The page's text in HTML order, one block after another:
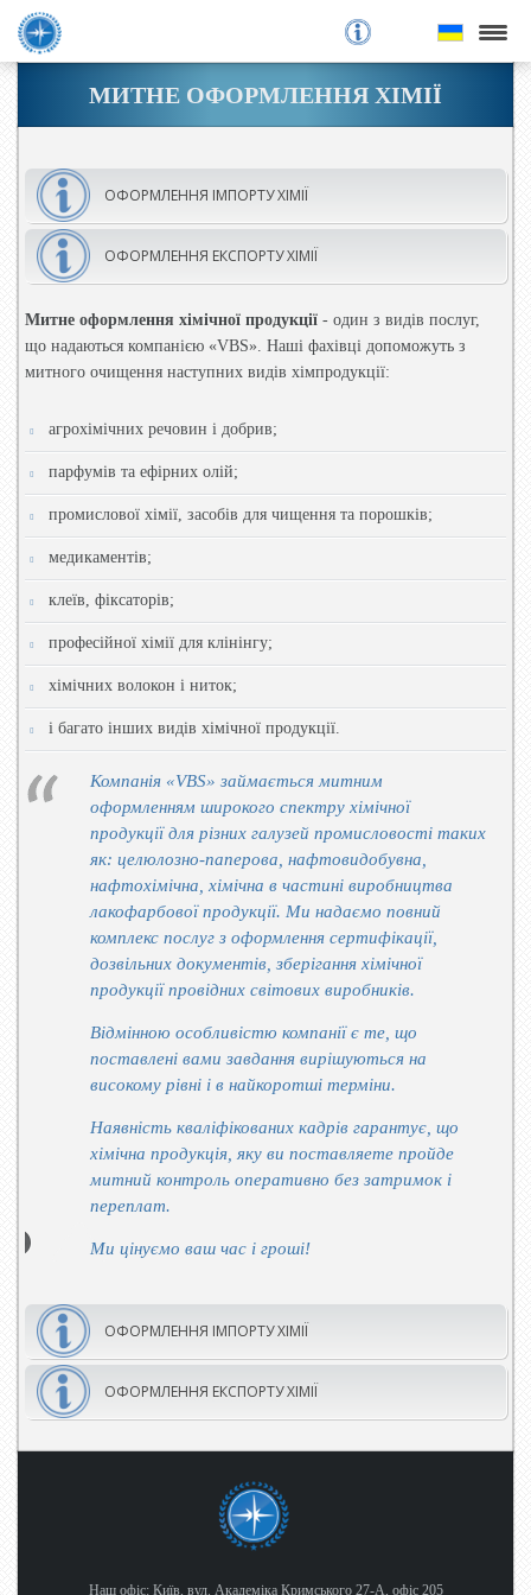
митне оформлення
імпорт
експорт
про компанію
онлайн-заявка
МИТНЕ ОФОРМЛЕННЯ ХІМІЇ
ОФОРМЛЕННЯ ІМПОРТУ ХІМІЇ
ОФОРМЛЕННЯ ЕКСПОРТУ ХІМІЇ
Митне оформлення хімічної продукції - один з видів послуг,
що надаються компанією «VBS». Наші фахівці допоможуть з
митного очищення наступних видів хімпродукції:
агрохімічних речовин і добрив;
парфумів та ефірних олій;
промислової хімії, засобів для чищення та порошків;
медикаментів;
клеїв, фіксаторів;
професійної хімії для клінінгу;
хімічних волокон і ниток;
і багато інших видів хімічної продукції.
Компанія «VBS» займається митним
оформленням широкого спектру хімічної
продукції для різних галузей промисловості таких
як: целюлозно-паперова, нафтовидобувна,
нафтохімічна, хімічна в частині виробництва
лакофарбової продукції. Ми надаємо повний
комплекс послуг з оформлення сертифікації,
дозвільних документів, зберігання хімічної
продукції провідних світових виробників.
Відмінною особливістю компанії є те, що
поставлені вами завдання вирішуються на
високому рівні і в найкоротші терміни.
Наявність кваліфікованих кадрів гарантує, що
хімічна продукція, яку ви поставляете пройде
митний контроль оперативно без затримок і
переплат.
Ми цінуємо ваш час і гроші!
ОФОРМЛЕННЯ ІМПОРТУ ХІМІЇ
ОФОРМЛЕННЯ ЕКСПОРТУ ХІМІЇ
Наш офіс: Київ, вул. Академіка Кримського 27-А, офіс 205